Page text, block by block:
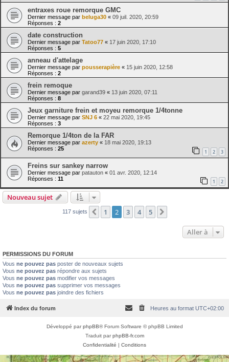
entraxes roue remorque GMC
Dernier message par beluga30 « 09 juil. 2020, 20:59
Réponses : 2
date construction
Dernier message par Tatoo77 « 17 juin 2020, 17:10
Réponses : 5
anneau d'attelage
Dernier message par pousserapière « 15 juin 2020, 12:58
Réponses : 2
frein remoque
Dernier message par garand39 « 13 juin 2020, 07:11
Réponses : 8
Jeux garniture frein et moyeu remorque 1/4tonne
Dernier message par SNJ 6 « 22 mai 2020, 19:45
Réponses : 3
Remorque 1/4ton de la FAR
Dernier message par azerty « 18 mai 2020, 19:13
Réponses : 25 1 2 3
Freins sur sankey narrow
Dernier message par patauton « 01 avr. 2020, 12:14
Réponses : 11 1 2
Nouveau sujet
117 sujets Précédente
1 2 3 4 5
Aller à
PERMISSIONS DU FORUM
Vous ne pouvez pas poster de nouveaux sujets
Vous ne pouvez pas répondre aux sujets
Vous ne pouvez pas modifier vos messages
Vous ne pouvez pas supprimer vos messages
Vous ne pouvez pas joindre des fichiers
Index du forum Heures au format UTC+02:00
Développé parphpBB® Forum Software © phpBB Limited
Traduit parphpBB-fr.com
Confidentialité | Conditions